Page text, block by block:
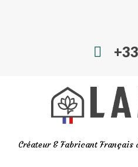
Créateur & Fabricant Français